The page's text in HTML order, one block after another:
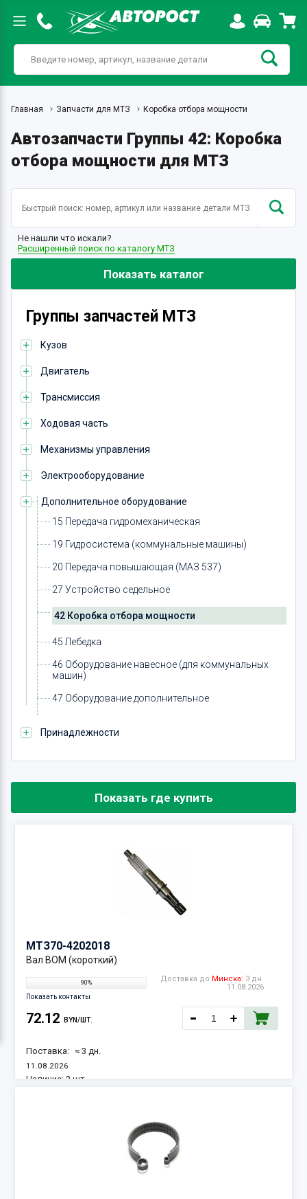
Главная Запчасти для МТЗ Коробка отбора мощности
Автозапчасти Группы 42: Коробка
отбора мощности для МТЗ
Не нашли что искали?
Расширенный поиск по каталогу МТЗ
Показать каталог
Группы запчастей МТЗ
Кузов
Двигатель
Трансмиссия
Ходовая часть
Механизмы управления
Электрооборудование
Дополнительное оборудование
15 Передача гидромеханическая
19 Гидросистема (коммунальные машины)
20 Передача повышающая (МАЗ 537)
27 Устройство седельное
42 Коробка отбора мощности
45 Лебедка
46 Оборудование навесное (для коммунальных
машин)
47 Оборудование дополнительное
Принадлежности
Показать где купить
МТЗ70-4202018
Вал ВОМ (короткий)
90%
Показать контакты
Доставка до Минска: 3 дн.
11.08.2026
72.12 BYN/ШТ.
Поставка: ≈ 3 дн.
11.08.2026
Наличие: 2 шт.